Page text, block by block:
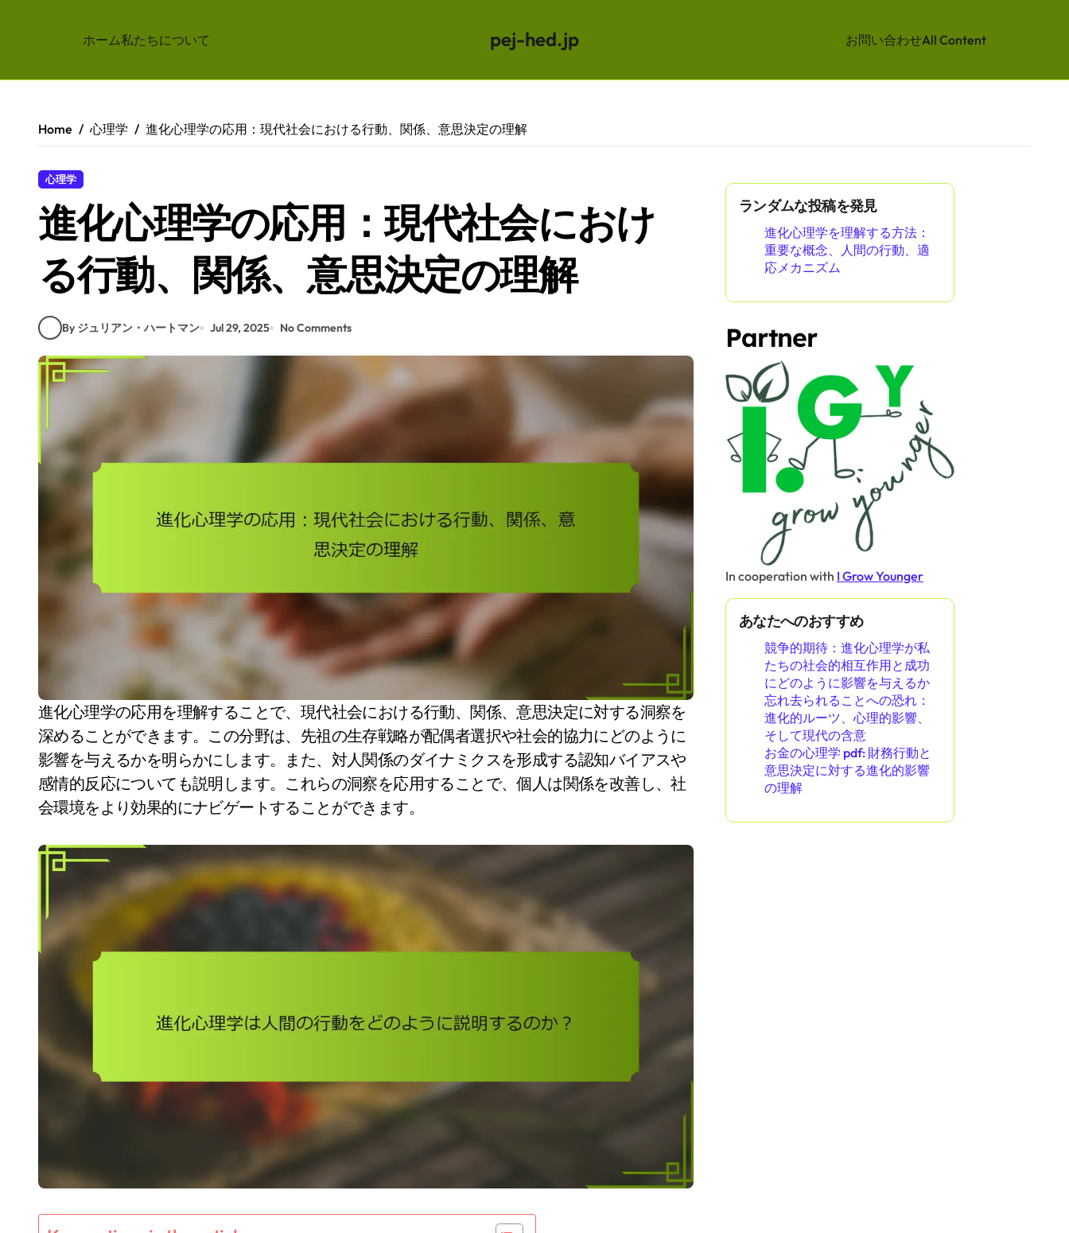
ホーム私たちについて pej-hed.jp お問い合わせAll Content
contentHome 心理学 進化心理学の応用：現代社会における行動、関係、意思決定の理解
心理学
進化心理学の応用：現代社会におけ
る行動、関係、意思決定の理解
By ジュリアン・ハートマン Jul 29, 2025 No Comments
進化心理学の応用を理解することで、現代社会における行動、関係、意思決定に対する洞察を
深めることができます。この分野は、先祖の生存戦略が配偶者選択や社会的協力にどのように
影響を与えるかを明らかにします。また、対人関係のダイナミクスを形成する認知バイアスや
感情的反応についても説明します。これらの洞察を応用することで、個人は関係を改善し、社
会環境をより効果的にナビゲートすることができます。
ランダムな投稿を発見
進化心理学を理解する方法：
重要な概念、人間の行動、適
応メカニズム
Partner
In cooperation with I Grow Younger
あなたへのおすすめ
競争的期待：進化心理学が私
たちの社会的相互作用と成功
にどのように影響を与えるか
忘れ去られることへの恐れ：
進化的ルーツ、心理的影響、
そして現代の含意
お金の心理学 pdf: 財務行動と
意思決定に対する進化的影響
の理解